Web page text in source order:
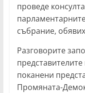
проведе
събрание,
Разговорите
поканени
Промяната-